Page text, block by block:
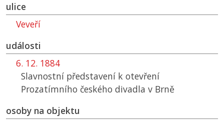
ulice
Veveří
události
6. 12. 1884
Slavnostní představení k otevření
Prozatímního českého divadla v Brně
osoby na objektu